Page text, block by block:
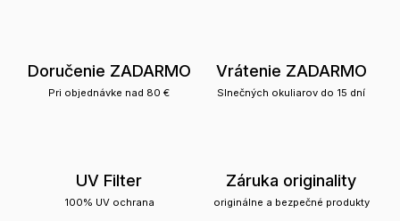
Doručenie ZADARMO
Pri objednávke nad 80 €
Vrátenie ZADARMO
Slnečných okuliarov do 15 dní
UV Filter
100% UV ochrana
Záruka originality
originálne a bezpečné produkty